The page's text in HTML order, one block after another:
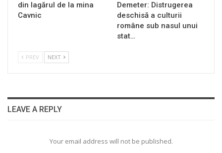
din lagărul de la mina
Cavnic
Demeter: Distrugerea
deschisă a culturii
române sub nasul unui
stat…
PREV NEXT
LEAVE A REPLY
Your email address will not be published.